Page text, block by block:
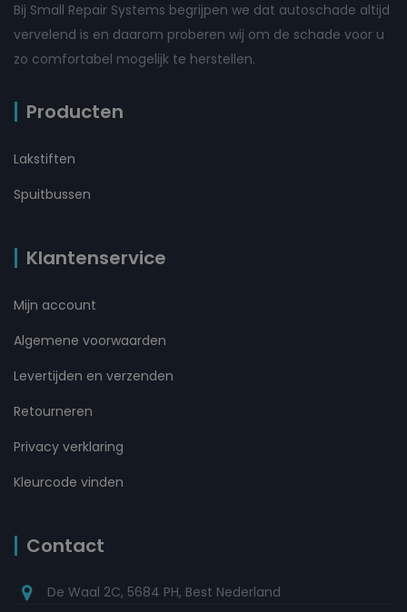
Bij Small Repair Systems begrijpen we dat autoschade altijd
vervelend is en daarom proberen wij om de schade voor u
zo comfortabel mogelijk te herstellen.
Producten
Lakstiften
Spuitbussen
Klantenservice
Mijn account
Algemene voorwaarden
Levertijden en verzenden
Retourneren
Privacy verklaring
Kleurcode vinden
Contact
De Waal 2C, 5684 PH, Best Nederland